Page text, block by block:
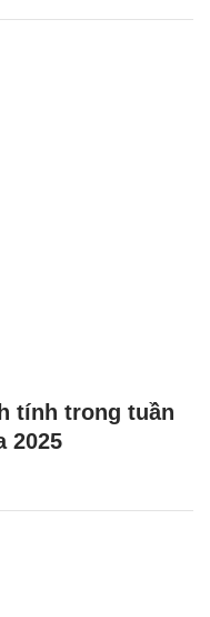
tính trong tuần
2025